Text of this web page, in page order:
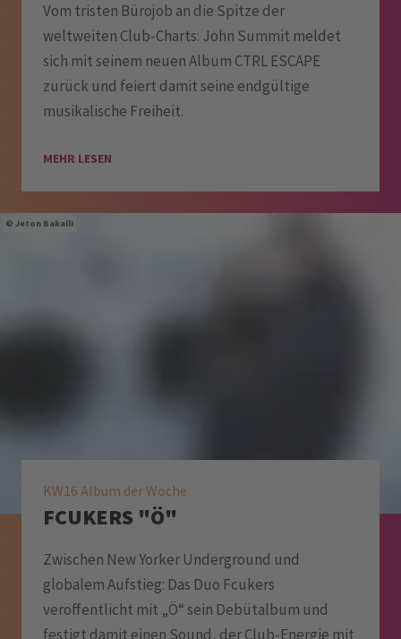
Vom tristen Bürojob an die Spitze der
weltweiten Club-Charts: John Summit meldet
sich mit seinem neuen Album CTRL ESCAPE
zurück und feiert damit seine endgültige
musikalische Freiheit.
MEHR LESEN
Jeton Bakalli
KW16 Album der Woche
FCUKERS "Ö"
Zwischen New Yorker Underground und
globalem Aufstieg: Das Duo Fcukers
veröffentlicht mit „Ö“ sein Debütalbum und
festigt damit einen Sound, der Club-Energie mit